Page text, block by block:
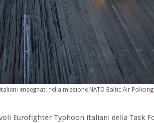
impegnati nella missione NATO Baltic Air
Eurofighter Typhoon italiani della Task